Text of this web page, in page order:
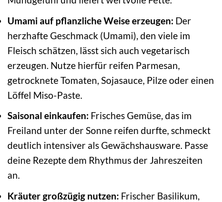
Umami auf pflanzliche Weise erzeugen: Der
herzhafte Geschmack (Umami), den viele im
Fleisch schätzen, lässt sich auch vegetarisch
erzeugen. Nutze hierfür reifen Parmesan,
getrocknete Tomaten, Sojasauce, Pilze oder einen
Löffel Miso-Paste.
Saisonal einkaufen: Frisches Gemüse, das im
Freiland unter der Sonne reifen durfte, schmeckt
deutlich intensiver als Gewächshausware. Passe
deine Rezepte dem Rhythmus der Jahreszeiten
an.
Kräuter großzügig nutzen: Frischer Basilikum,